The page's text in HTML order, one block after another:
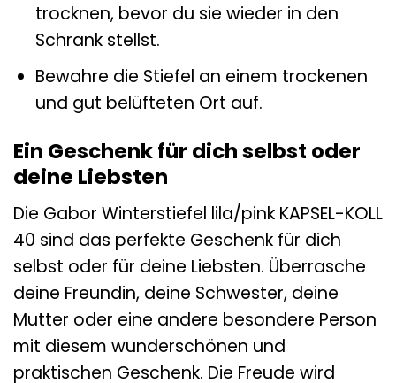
trocknen, bevor du sie wieder in den
Schrank stellst.
Bewahre die Stiefel an einem trockenen
und gut belüfteten Ort auf.
Ein Geschenk für dich selbst oder
deine Liebsten
Die Gabor Winterstiefel lila/pink KAPSEL-KOLL
40 sind das perfekte Geschenk für dich
selbst oder für deine Liebsten. Überrasche
deine Freundin, deine Schwester, deine
Mutter oder eine andere besondere Person
mit diesem wunderschönen und
praktischen Geschenk. Die Freude wird